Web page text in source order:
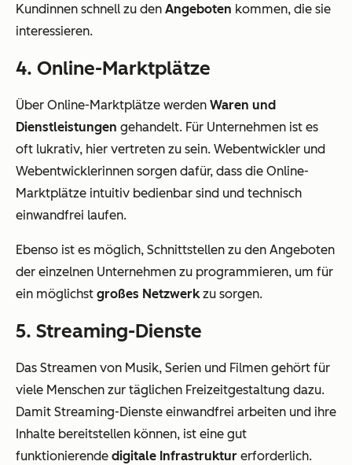
Kundinnen schnell zu den Angeboten kommen, die sie
interessieren.
4. Online-Marktplätze
Über Online-Marktplätze werden Waren und
Dienstleistungen gehandelt. Für Unternehmen ist es
oft lukrativ, hier vertreten zu sein. Webentwickler und
Webentwicklerinnen sorgen dafür, dass die Online-
Marktplätze intuitiv bedienbar sind und technisch
einwandfrei laufen.
Ebenso ist es möglich, Schnittstellen zu den Angeboten
der einzelnen Unternehmen zu programmieren, um für
ein möglichst großes Netzwerkzu sorgen.
5. Streaming-Dienste
Das Streamen von Musik, Serien und Filmen gehört für
viele Menschen zur täglichen Freizeitgestaltung dazu.
Damit Streaming-Dienste einwandfrei arbeiten und ihre
Inhalte bereitstellen können, ist eine gut
funktionierende digitale Infrastruktur erforderlich.